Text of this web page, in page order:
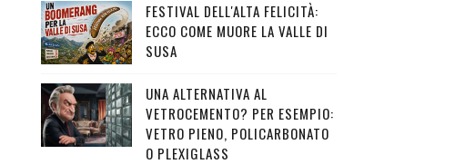
FESTIVAL DELL'ALTA FELICITÀ:
ECCO COME MUORE LA VALLE DI
SUSA
UNA ALTERNATIVA AL
VETROCEMENTO? PER ESEMPIO:
VETRO PIENO, POLICARBONATO
O PLEXIGLASS